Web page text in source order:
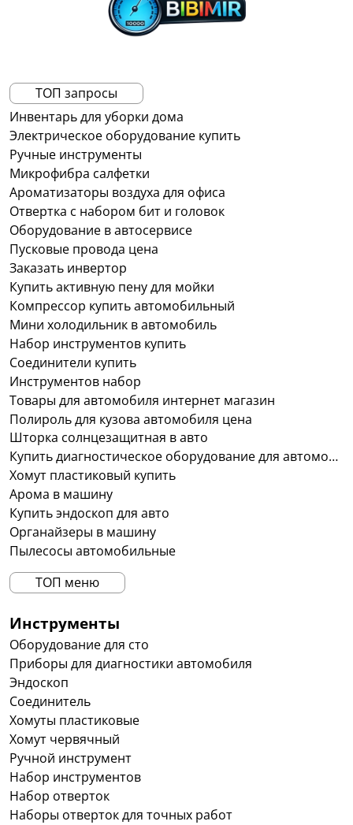
ТОП запросы
Инвентарь для уборки дома
Электрическое оборудование купить
Ручные инструменты
Микрофибра салфетки
Ароматизаторы воздуха для офиса
Отвертка с набором бит и головок
Оборудование в автосервисе
Пусковые провода цена
Заказать инвертор
Купить активную пену для мойки
Компрессор купить автомобильный
Мини холодильник в автомобиль
Набор инструментов купить
Соединители купить
Инструментов набор
Товары для автомобиля интернет магазин
Полироль для кузова автомобиля цена
Шторка солнцезащитная в авто
Купить диагностическое оборудование для автомобилей в украине
Хомут пластиковый купить
Арома в машину
Купить эндоскоп для авто
Органайзеры в машину
Пылесосы автомобильные
ТОП меню
Инструменты
Оборудование для сто
Приборы для диагностики автомобиля
Эндоскоп
Соединитель
Хомуты пластиковые
Хомут червячный
Ручной инструмент
Набор инструментов
Набор отверток
Наборы отверток для точных работ